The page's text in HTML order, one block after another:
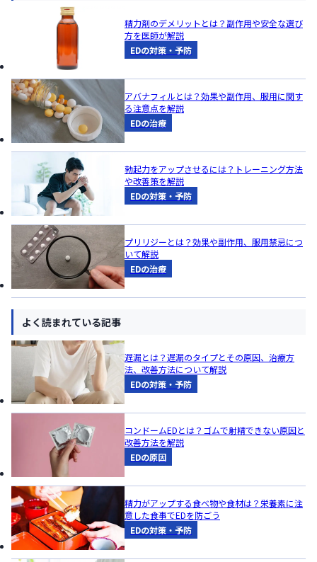
精力剤のデメリットとは？副作用や安全な選び
方を医師が解説
EDの対策・予防
アバナフィルとは？効果や副作用、服用に関す
る注意点を解説
EDの治療
勃起力をアップさせるには？トレーニング方法
や改善策を解説
EDの対策・予防
プリリジーとは？効果や副作用、服用禁忌につ
いて解説
EDの治療
よく読まれている記事
遅漏とは？遅漏のタイプとその原因、治療方
法、改善方法について解説
EDの対策・予防
コンドームEDとは？ゴムで射精できない原因と
改善方法を解説
EDの原因
精力がアップする食べ物や食材は？栄養素に注
意した食事でEDを防ごう
EDの対策・予防